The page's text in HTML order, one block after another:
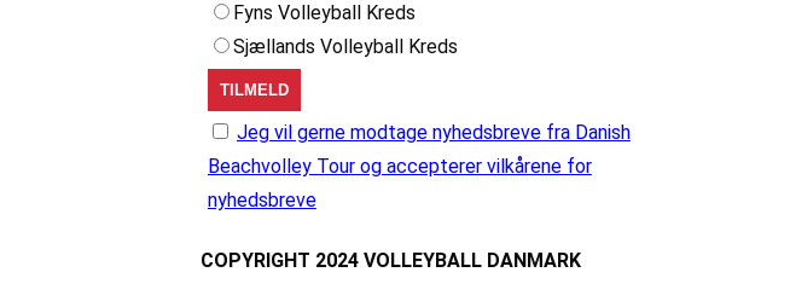
Fyns Volleyball Kreds
Sjællands Volleyball Kreds
Jeg vil gerne modtage nyhedsbreve fra Danish
Beachvolley Tour og accepterer vilkårene for
nyhedsbreve
COPYRIGHT 2024 VOLLEYBALL DANMARK